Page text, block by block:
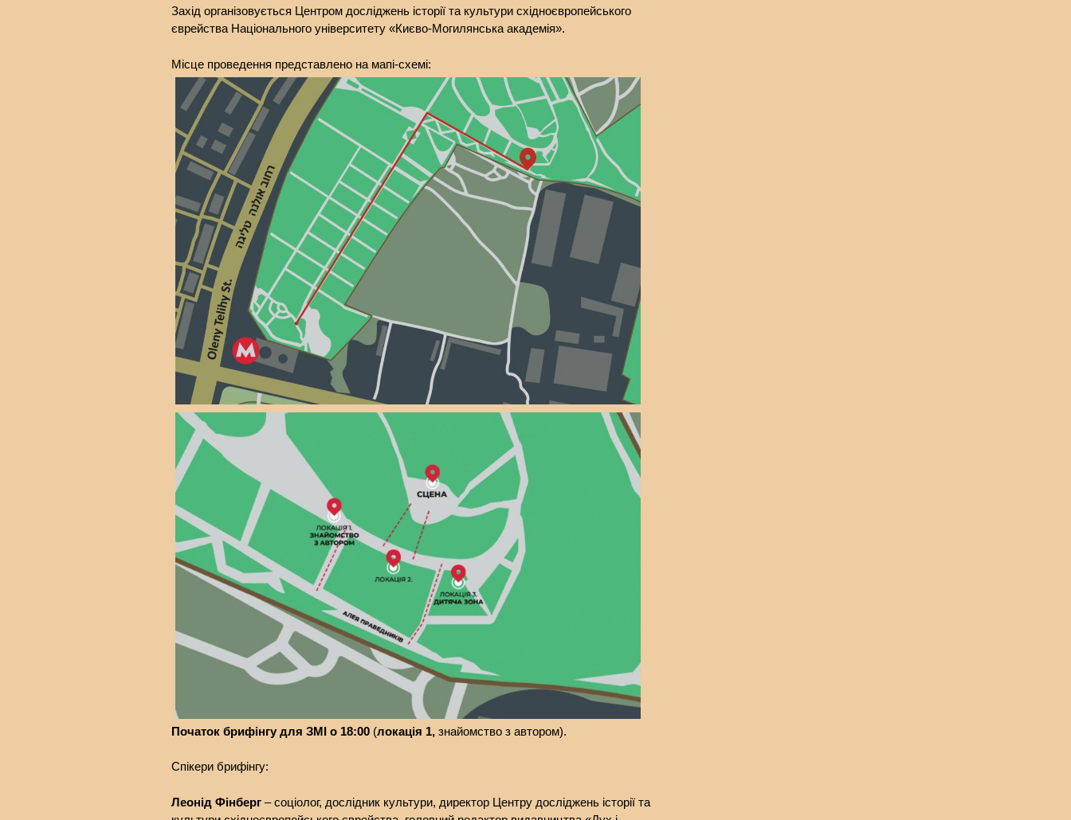
Захід організовується Центром досліджень історії та культури східноєвропейського
єврейства Національного університету «Києво-Могилянська академія».
Місце проведення представлено на мапі-схемі:
Початок брифінгу для ЗМІ о 18:00(локація 1,знайомство з автором).
Спікери брифінгу:
Леонід Фінберг– соціолог, дослідник культури, директор Центру досліджень історії та